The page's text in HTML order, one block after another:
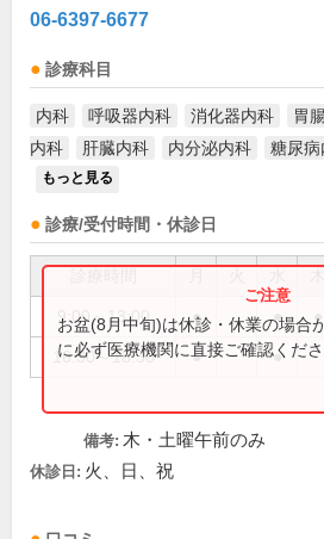
06-6397-6677
診療科目
内科 呼吸器内科 消化器内科 胃
内科
肝臓内科 内分泌内科 糖尿病
もっと見る
診療/受付時間・休診日
9:00～13:00 ● ● ●
16:30～18:30 ● ●
お盆(8月中旬)は休診・休業の場合
に必ず医療機関に直接ご確認くださ
備考: 木・土曜午前のみ
休診日: 火、日、祝